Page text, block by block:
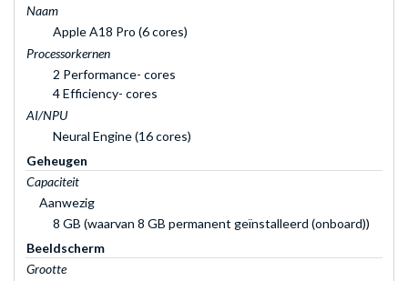
Naam
Apple A18 Pro (6 cores)
Processorkernen
2 Performance- cores
4 Efficiency- cores
AI/NPU
Neural Engine (16 cores)
Geheugen
Capaciteit
Aanwezig
8 GB (waarvan 8 GB permanent geïnstalleerd (onboard))
Beeldscherm
Grootte